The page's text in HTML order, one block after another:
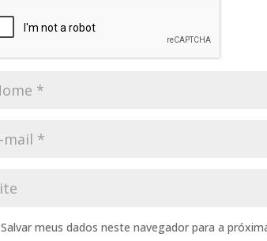
Salvar meus dados neste navegador para a